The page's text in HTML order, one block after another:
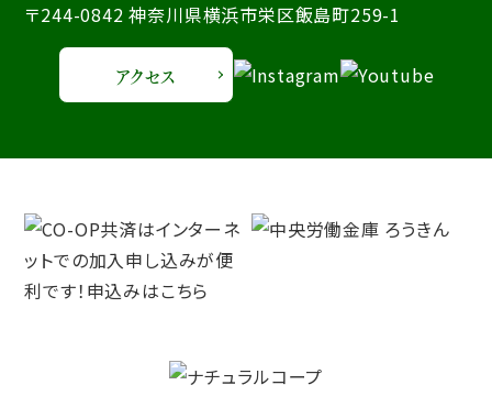
〒244-0842 神奈川県横浜市栄区飯島町259-1
アクセス